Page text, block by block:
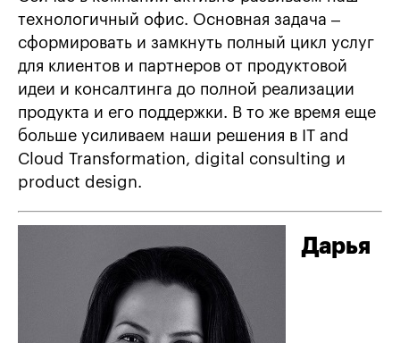
технологичный офис. Основная задача –
сформировать и замкнуть полный цикл услуг
для клиентов и партнеров от продуктовой
идеи и консалтинга до полной реализации
продукта и его поддержки. В то же время еще
больше усиливаем наши решения в IT and
Cloud Transformation, digital consulting и
product design.
Дарья